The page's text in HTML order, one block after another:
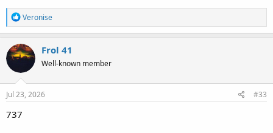
R
e
a
c
t
o
n
s
Veronise
Frol 41
Well-known member
Jul 23, 2026 #33
737